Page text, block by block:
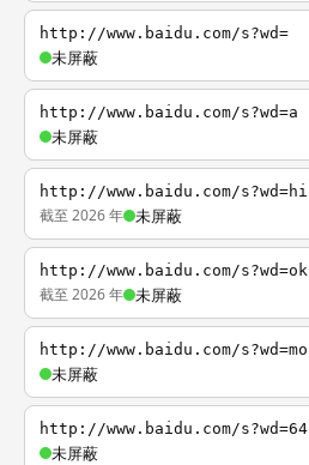
http://www.baidu.com/s?wd=
未屏蔽
http://www.baidu.com/s?wd=a
未屏蔽
http://www.baidu.com/s?wd=hi
截至 2026 年 未屏蔽
http://www.baidu.com/s?wd=ok
截至 2026 年 未屏蔽
http://www.baidu.com/s?wd=mo
未屏蔽
http://www.baidu.com/s?wd=64
未屏蔽